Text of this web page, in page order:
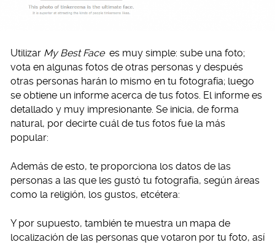
Utilizar My Best Face es muy simple: sube una foto;
vota en algunas fotos de otras personas y después
otras personas harán lo mismo en tu fotografía; luego
se obtiene un informe acerca de tus fotos. El informe es
detallado y muy impresionante. Se inicia, de forma
natural, por decirte cuál de tus fotos fue la más
popular:
Además de esto, te proporciona los datos de las
personas a las que les gustó tu fotografía, según áreas
como la religión, los gustos, etcétera:
Y por supuesto, también te muestra un mapa de
localización de las personas que votaron por tu foto, así